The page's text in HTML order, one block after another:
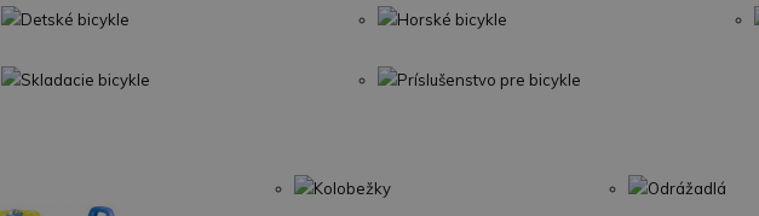
Detské bicykle Horské bicykle
Skladacie bicykle Príslušenstvo pre bicykle
Kolobežky Odrážadlá